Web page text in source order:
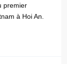
premier
à Hoi An.